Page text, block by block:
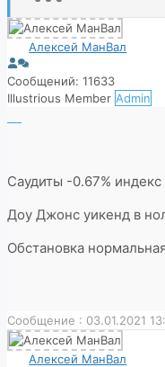
Алексей МанВал
Сообщений: 11633
Illustrious Member Admin
Саудиты -0.67%
Доу Джонс уикенд в
Обстановка
Сообщение : 03.01.2021
Алексей МанВал